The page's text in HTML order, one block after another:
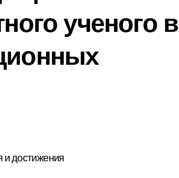
ученого в